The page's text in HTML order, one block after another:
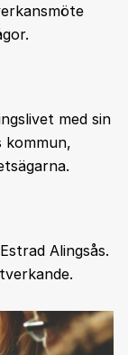
med sin
kommun,
Alingsås.